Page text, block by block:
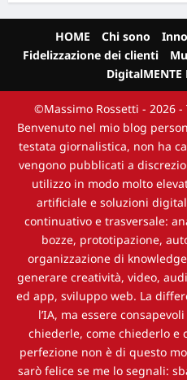
HOME Chi sono
Fidelizzazione dei clienti
DigitalMENTE
©Massimo Rossetti - 2026
Benvenuto nel mio blog
testata giornalistica, non ha
vengono pubblicati a
utilizzo in modo molto
artificiale e soluzioni
continuativo e trasversale:
bozze, prototipazione,
organizzazione di
generare creatività, video,
ed app, sviluppo web. La
l’IA, ma essere
chiederle, come chiederlo e
perfezione non è di questo
sarò felice se me lo segnali: